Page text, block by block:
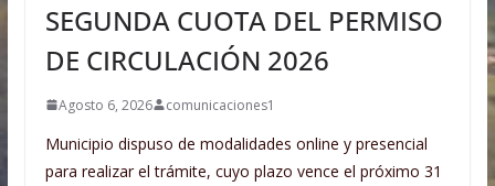
SEGUNDA CUOTA DEL PERMISO
DE CIRCULACIÓN 2026
Agosto 6, 2026 comunicaciones1
Municipio dispuso de modalidades online y presencial
para realizar el trámite, cuyo plazo vence el próximo 31